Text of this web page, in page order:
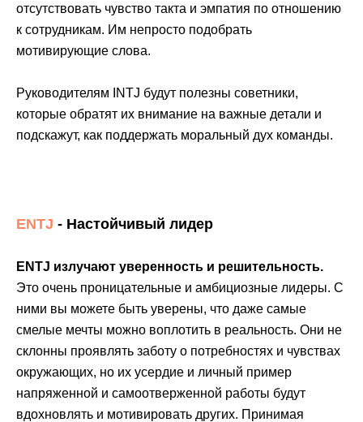
отсутствовать чувство такта и эмпатия по отношению
к сотрудникам. Им непросто подобрать
мотивирующие слова.
Руководителям INTJ будут полезны советники,
которые обратят их внимание на важные детали и
подскажут, как поддержать моральный дух команды.
ENTJ - Настойчивый лидер
ENTJ излучают уверенность и решительность.
Это очень проницательные и амбициозные лидеры. С
ними вы можете быть уверены, что даже самые
смелые мечты можно воплотить в реальность. Они не
склонны проявлять заботу о потребностях и чувствах
окружающих, но их усердие и личный пример
напряженной и самоотверженной работы будут
вдохновлять и мотивировать других. Принимая